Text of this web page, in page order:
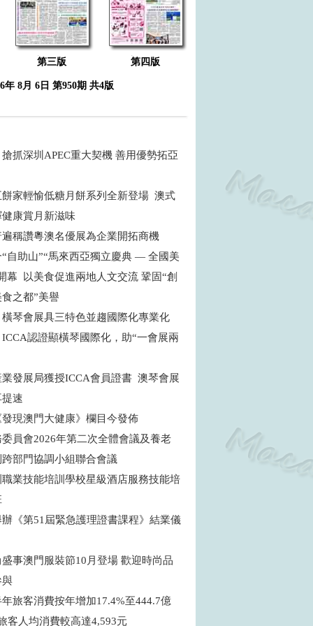
第三版 第四版
年 8月 6日 第950期 共4版
抓深圳APEC重大契機 善用優勢拓亞
餅家輕愉低糖月餅系列全新登場 澳式
康賞月新滋味
稱讚粵澳名優展為企業開拓商機
自助山”“馬來西亞獨立慶典 — 全國美
幕 以美食促進兩地人文交流 鞏固“創
之都”美譽
琴會展具三特色並趨國際化專業化
認證顯橫琴國際化，助“一會展兩
發展局獲授ICCA會員證書 澳琴會展
速
現澳門大健康》欄目今發佈
員會2026年第二次全體會議及養老
部門協調小組聯合會議
業技能培訓學校星級酒店服務技能培
《第51屆緊急護理證書課程》結業儀
事澳門服裝節10月登場 歡迎時尚品
與
旅客消費按年增加17.4%至444.7億
客人均消費較高達4,593元